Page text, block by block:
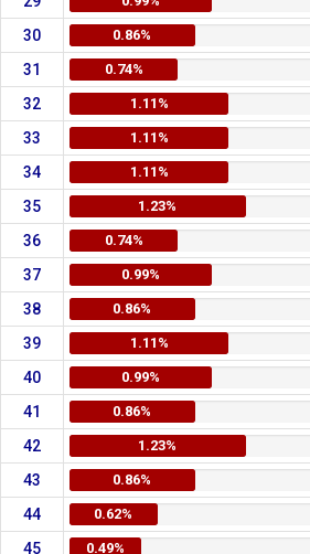
30
0.86%
31
0.74%
32
1.11%
33
1.11%
34
1.11%
35
1.23%
36
0.74%
37
0.99%
38
0.86%
39
1.11%
40
0.99%
41
0.86%
42
1.23%
43
0.86%
44
0.62%
45
0.49%